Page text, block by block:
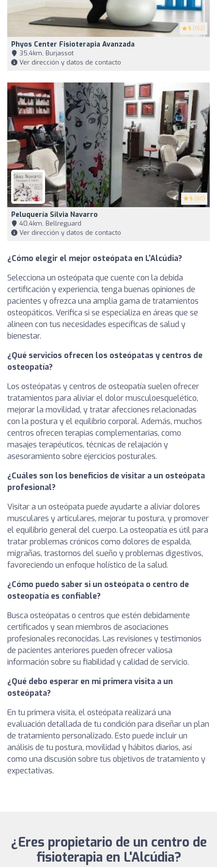
5 (152)
Phyos Center Fisioterapia Avanzada
35,4km, Burjassot
Ver dirección y datos de contacto
5 (80)
Peluquería Silvia Navarro
40,4km, Bellreguard
Ver dirección y datos de contacto
¿Cómo elegir el mejor osteópata en L'Alcúdia?
Selecciona un osteópata que cuente con la debida
certificación y experiencia, tenga buenas opiniones de
pacientes y ofrezca una amplia gama de tratamientos
osteopáticos. Verifica si se especializa en áreas que se
alineen con tus necesidades específicas de salud y
bienestar.
¿Qué servicios ofrecen los osteópatas y centros de
osteopatía?
Los osteópatas y centros de osteopatía suelen ofrecer
tratamientos para aliviar el dolor musculoesquelético,
mejorar la movilidad, y tratar afecciones relacionadas
con la postura y el equilibrio corporal. Además, muchos
centros ofrecen terapias complementarias, como
masajes terapéuticos, técnicas de relajación y
asesoramiento sobre ejercicios posturales.
¿Cuáles son los beneficios de visitar a un osteópata
profesional?
Visitar a un osteópata puede ayudarte a aliviar dolores
musculares y articulares, mejorar tu postura, y promover
el equilibrio general del cuerpo. La osteopatía es útil para
tratar problemas crónicos como dolores de espalda,
migrañas, trastornos del sueño y problemas digestivos,
favoreciendo un enfoque holístico de la salud.
¿Cómo puedo saber si un osteópata o centro de
osteopatía es confiable?
Busca osteópatas o centros que estén debidamente
certificados y sean miembros de asociaciones
profesionales reconocidas. Las revisiones y testimonios
de pacientes anteriores pueden ofrecer valiosa
información sobre su fiabilidad y calidad de servicio.
¿Qué debo esperar en mi primera visita a un
osteópata?
En tu primera visita, el osteópata realizará una
evaluación detallada de tu condición para diseñar un plan
de tratamiento personalizado. Esto puede incluir un
análisis de tu postura, movilidad y hábitos diarios, así
como una discusión sobre tus objetivos de tratamiento y
expectativas.
¿Eres propietario de un centro de
fisioterapia en L'Alcúdia?